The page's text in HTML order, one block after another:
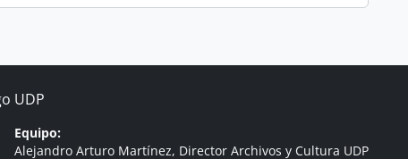
Equipo:
Alejandro Arturo Martínez, Director Archivos y Cultura UDP